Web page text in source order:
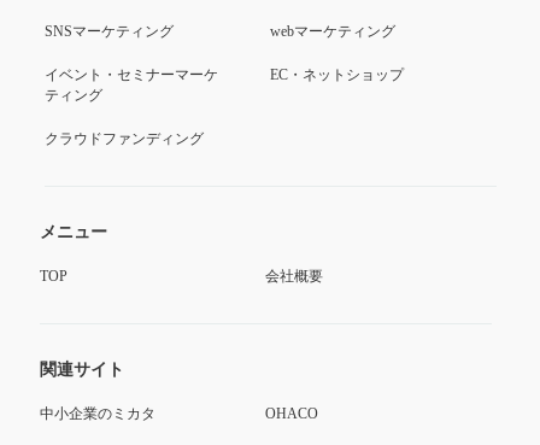
SNSマーケティング webマーケティング
イベント・セミナーマーケ
ティング
EC・ネットショップ
クラウドファンディング
メニュー
TOP 会社概要
関連サイト
中小企業のミカタ OHACO